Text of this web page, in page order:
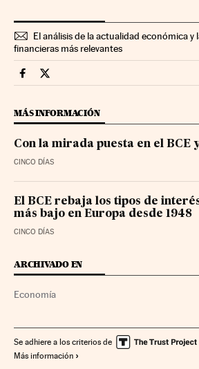
El análisis de la actualidad económica y
financieras más relevantes
Economia Cinco Días en Facebook
Economia Cinco Días en Twitter
MÁS INFORMACIÓN
Con la mirada puesta en el BCE
CINCO DÍAS
El BCE rebaja los tipos de
más bajo en Europa desde 1948
CINCO DÍAS
ARCHIVADO EN
Economía
Se adhiere a los criterios de
Más información